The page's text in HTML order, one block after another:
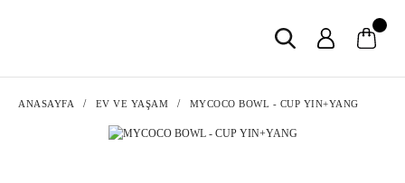
ANASAYFA EV VE YAŞAM MYCOCO BOWL - CUP YIN+YANG